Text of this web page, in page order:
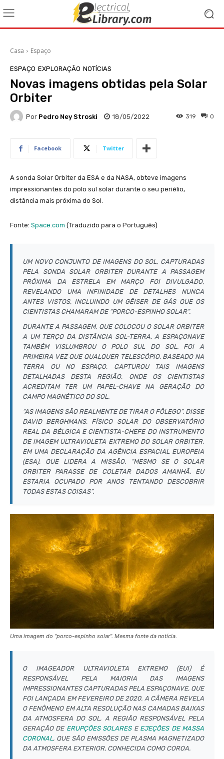
Casa Espaço
ESPAÇO EXPLORAÇÃO NOTÍCIAS
Novas imagens obtidas pela Solar
Orbiter
Por Pedro Ney Stroski 18/05/2022 0
319
Facebook Twitter
A sonda Solar Orbiter da ESA e da NASA, obteve imagens
impressionantes do polo sul solar durante o seu periélio,
distância mais próxima do Sol.
Fonte: Space.com (Traduzido para o Português)
UM NOVO CONJUNTO DE IMAGENS DO SOL, CAPTURADAS
PELA SONDA SOLAR ORBITER DURANTE A PASSAGEM
PRÓXIMA DA ESTRELA EM MARÇO FOI DIVULGADO,
REVELANDO UMA INFINIDADE DE DETALHES NUNCA
ANTES VISTOS, INCLUINDO UM GÊISER DE GÁS QUE OS
CIENTISTAS CHAMARAM DE “PORCO-ESPINHO SOLAR”.
DURANTE A PASSAGEM, QUE COLOCOU O SOLAR ORBITER
A UM TERÇO DA DISTÂNCIA SOL-TERRA, A ESPAÇONAVE
TAMBÉM VISLUMBROU O POLO SUL DO SOL. FOI A
PRIMEIRA VEZ QUE QUALQUER TELESCÓPIO, BASEADO NA
TERRA OU NO ESPAÇO, CAPTUROU TAIS IMAGENS
DETALHADAS DESTA REGIÃO, ONDE OS CIENTISTAS
ACREDITAM TER UM PAPEL-CHAVE NA GERAÇÃO DO
CAMPO MAGNÉTICO DO SOL.
“AS IMAGENS SÃO REALMENTE DE TIRAR O FÔLEGO”, DISSE
DAVID BERGHMANS, FÍSICO SOLAR DO OBSERVATÓRIO
REAL DA BÉLGICA E CIENTISTA-CHEFE DO INSTRUMENTO
DE IMAGEM ULTRAVIOLETA EXTREMO DO SOLAR ORBITER,
EM UMA DECLARAÇÃO DA AGÊNCIA ESPACIAL EUROPEIA
(ESA), QUE LIDERA A MISSÃO. “MESMO SE O SOLAR
ORBITER PARASSE DE COLETAR DADOS AMANHÃ, EU
ESTARIA OCUPADO POR ANOS TENTANDO DESCOBRIR
TODAS ESTAS COISAS”.
Uma imagem do “porco-espinho solar”. Mesma fonte da notícia.
O IMAGEADOR ULTRAVIOLETA EXTREMO (EUI) É
RESPONSÁVEL PELA MAIORIA DAS IMAGENS
IMPRESSIONANTES CAPTURADAS PELA ESPAÇONAVE, QUE
FOI LANÇADA EM FEVEREIRO DE 2020. A CÂMERA REVELA
O FENÔMENO EM ALTA RESOLUÇÃO NAS CAMADAS BAIXAS
DA ATMOSFERA DO SOL, A REGIÃO RESPONSÁVEL PELA
GERAÇÃO DE ERUPÇÕES SOLARESE EJEÇÕES DE MASSA
CORONAL, QUE SÃO EMISSÕES DE PLASMA MAGNETIZADO
DA ATMOSFERA EXTERIOR, CONHECIDA COMO COROA.